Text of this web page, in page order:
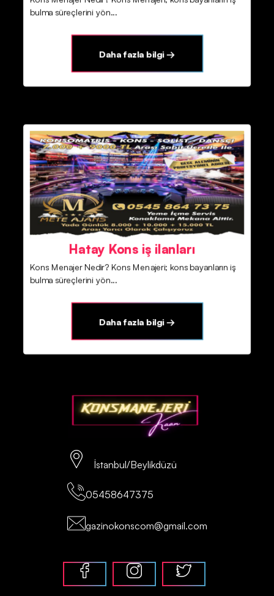
bulma süreçlerini yön...
Daha fazla bilgi →
Hatay Kons iş ilanları
Kons Menajer Nedir? Kons Menajeri; kons bayanların iş
bulma süreçlerini yön...
Daha fazla bilgi →
İstanbul/Beylikdüzü
05458647375
gazinokonscom@gmail.com